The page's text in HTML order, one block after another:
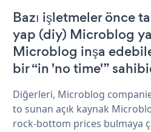
Bazı işletmeler önce
yap (diy) Microblog
Microblog inşa
bir “in 'no time'”
Diğerleri, Microblog
to sunan açık kaynak
rock-bottom prices bulmaya